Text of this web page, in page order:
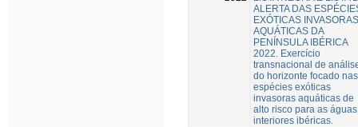
ALERTA DAS
EXÓTICAS INVASORAS
AQUÁTICAS DA
PENÍNSULA IBÉRICA
2022. Exercício
transnacional de
do horizonte focado nas
espécies exóticas
invasoras aquáticas de
alto risco para as águas
interiores ibéricas.